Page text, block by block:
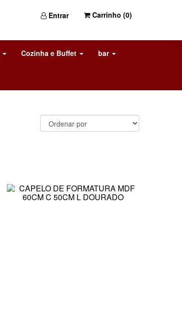
Entrar Carrinho (0)
Cozinha e Buffet bar